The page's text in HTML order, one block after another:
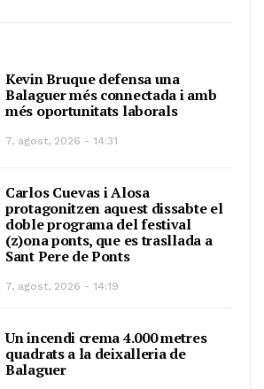
Kevin Bruque defensa una
Balaguer més connectada i amb
més oportunitats laborals
7, agost, 2026 - 14:31
Carlos Cuevas i Alosa
protagonitzen aquest dissabte el
doble programa del festival
(z)ona ponts, que es trasllada a
Sant Pere de Ponts
7, agost, 2026 - 14:19
Un incendi crema 4.000 metres
quadrats a la deixalleria de
Balaguer